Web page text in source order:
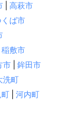
高萩市
ば市
稲敷市
市
鉾田市
洗町
河内町